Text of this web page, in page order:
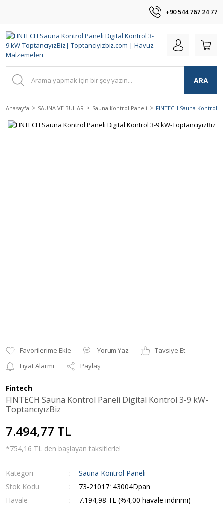
+90 544 767 24 77
ARA
Anasayfa SAUNA VE BUHAR Sauna Kontrol Paneli FINTECH Sauna Kontrol
Yorum Yaz
Tavsiye Et
Fiyat Alarmı
Paylaş
Fintech
FINTECH Sauna Kontrol Paneli Digital Kontrol 3-9 kW-
ToptancıyızBiz
7.494,77 TL
*754,16 TL den başlayan taksitlerle!
Kategori
Sauna Kontrol Paneli
Stok Kodu
73-21017143004Dpan
Havale
7.194,98 TL (%4,00 havale indirimi)